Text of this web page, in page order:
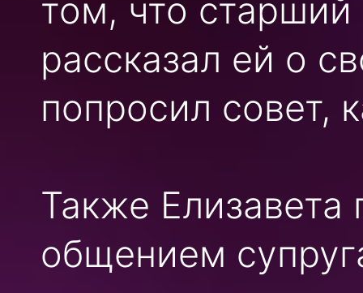
том, что старший
рассказал ей о
попросил совет,
Также Елизавета
общением